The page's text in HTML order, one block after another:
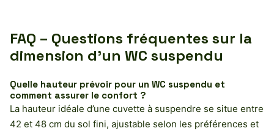
FAQ – Questions fréquentes sur la
dimension d’un WC suspendu
Quelle hauteur prévoir pour un WC suspendu et
comment assurer le confort ?
La hauteur idéale d’une cuvette à suspendre se situe entre
42 et 48 cm du sol fini, ajustable selon les préférences et